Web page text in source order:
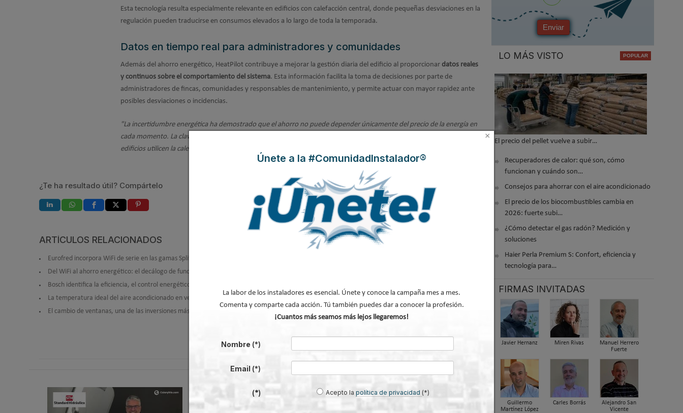
Esta tecnología resulta especialmente relevante en edificios con calefacción central, donde pequeñas desviaciones en la
regulación pueden traducirse en consumos elevados a lo largo de toda la temporada.
Datos en tiempo real para administradores y comunidades
Además del ahorro energético, HeatPilot contribuye a mejorar la gestión diaria del edificio al proporcionar datos reales
y continuos sobre el comportamiento del sistema. Esta información facilita la toma de decisiones por parte de
administradores de fincas, comunidades y responsables de mantenimiento, y permite actuar con mayor rapidez ante
posibles desviaciones o incidencias.
"La incertidumbre energética ha demostrado que el ahorro no puede depender únicamente del precio de la energía en
cada momento. La clave está en consumir menos y consumir mejor. HeatPilot ayuda precisamente a eso: a que los
edificios utilicen la calefacción de manera más eficiente, sin renunciar al confort de los vecinos"
Modificado por última vez enLunes, 08 Junio 2026 15:11
¿Te ha resultado útil? Compártelo
ARTÍCULOS RELACIONADOS
Eurofred incorpora WiFi de serie en las gamas Split KM y KL de Fujitsu para una climatización más eficiente y cómoda
Del WiFi al ahorro energético: el decálogo de funciones inteligentes de Bosch para sacar el máximo partido a tu sistema de climatización
Bosch identifica la eficiencia, el control energético y los CAEs como las claves para acelerar la descarbonización industrial
La temperatura ideal del aire acondicionado en verano se sitúa entre 24 y 26°C, según Daikin
El cambio de ventanas, una de las inversiones más eficientes para mejorar el hogar, según Deceuninck
Enviar
LO MÁS VISTO
El precio del pellet vuelve a subir…
Recuperadores de calor: qué son, cómo
funcionan y cuándo son…
Consejos para ahorrar con el aire acondicionado
El precio de los biocombustibles cambia en
2026: fuerte subi…
¿Cómo detectar el gas radón? Medición y
soluciones
Haier Perla Premium S: Confort, eficiencia y
tecnología para…
FIRMAS INVITADAS
Javier Hernanz Miren Rivas
Manuel Herrero
Fuerte
Guillermo
Martínez López
Carles Borrás
Alejandro San
Vicente
×
Únete a la #ComunidadInstalador®
La labor de los instaladores es esencial. Únete y conoce la campaña mes a mes.
Comenta y comparte cada acción. Tú también puedes dar a conocer la profesión.
¡Cuantos más seamos más lejos llegaremos!
Nombre (*)
Email (*)
(*) Acepto lapolítica de privacidad (*)